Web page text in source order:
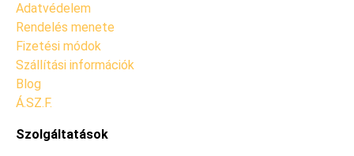
Adatvédelem
Rendelés menete
Fizetési módok
Szállítási információk
Blog
Á.SZ.F.
Szolgáltatások